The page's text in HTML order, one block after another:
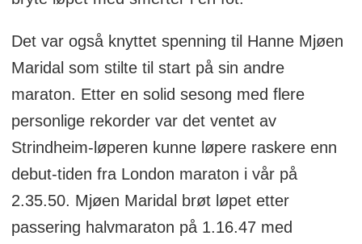
Det var også knyttet spenning til Hanne Mjøen
Maridal som stilte til start på sin andre
maraton. Etter en solid sesong med flere
personlige rekorder var det ventet av
Strindheim-løperen kunne løpere raskere enn
debut-tiden fra London maraton i vår på
2.35.50. Mjøen Maridal brøt løpet etter
passering halvmaraton på 1.16.47 med